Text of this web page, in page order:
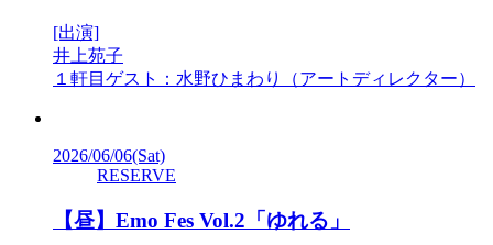
[出演]
井上苑子
１軒目ゲスト：水野ひまわり（アートディレクター）
2026/06/06(Sat)
RESERVE
【昼】Emo Fes Vol.2「ゆれる」